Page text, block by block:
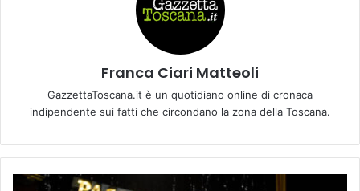
Franca Ciari Matteoli
GazzettaToscana.it è un quotidiano online di cronaca
indipendente sui fatti che circondano la zona della Toscana.